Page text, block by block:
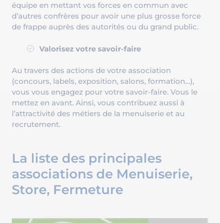
équipe en mettant vos forces en commun avec
d’autres confrères pour avoir une plus grosse force
de frappe auprès des autorités ou du grand public.
Valorisez votre savoir-faire
Au travers des actions de votre association
(concours, labels, exposition, salons, formation…),
vous vous engagez pour votre savoir-faire. Vous le
mettez en avant. Ainsi, vous contribuez aussi à
l’attractivité des métiers de la menuiserie et au
recrutement.
La liste des principales
associations de Menuiserie,
Store, Fermeture